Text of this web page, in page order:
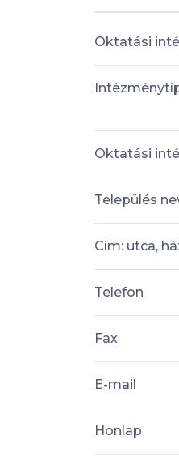
Oktatási
Oktatási
Település
Cím: utca,
Telefon
Fax
E-mail
Honlap